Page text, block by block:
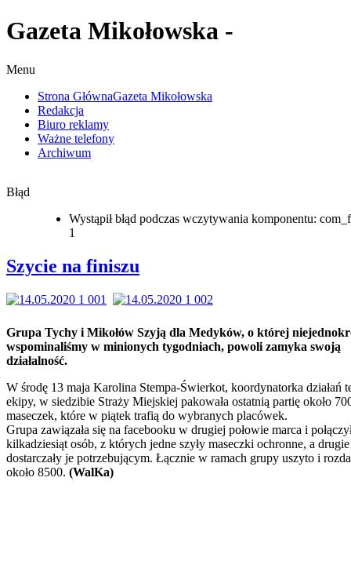
Gazeta Mikołowska -
Menu
Strona GłównaGazeta Mikołowska
Redakcja
Biuro reklamy
Ważne telefony
Archiwum
Błąd
Wystąpił błąd podczas wczytywania komponentu:
1
Szycie na finiszu
Grupa Tychy i Mikołów Szyją dla Medyków, o której
wspominaliśmy w minionych tygodniach, powoli zamyka swoją
działalność.
W środę 13 maja Karolina Stempa-Świerkot, koordynatorka działań
ekipy, w siedzibie Straży Miejskiej pakowała ostatnią partię około
maseczek, które w piątek trafią do wybranych placówek.
Grupa zawiązała się na facebooku w drugiej połowie marca i
kilkadziesiąt osób, z których jedne szyły maseczki ochronne, a drugie
dostarczały je potrzebującym. Łącznie w ramach grupy uszyto i
około 8500. (WalKa)